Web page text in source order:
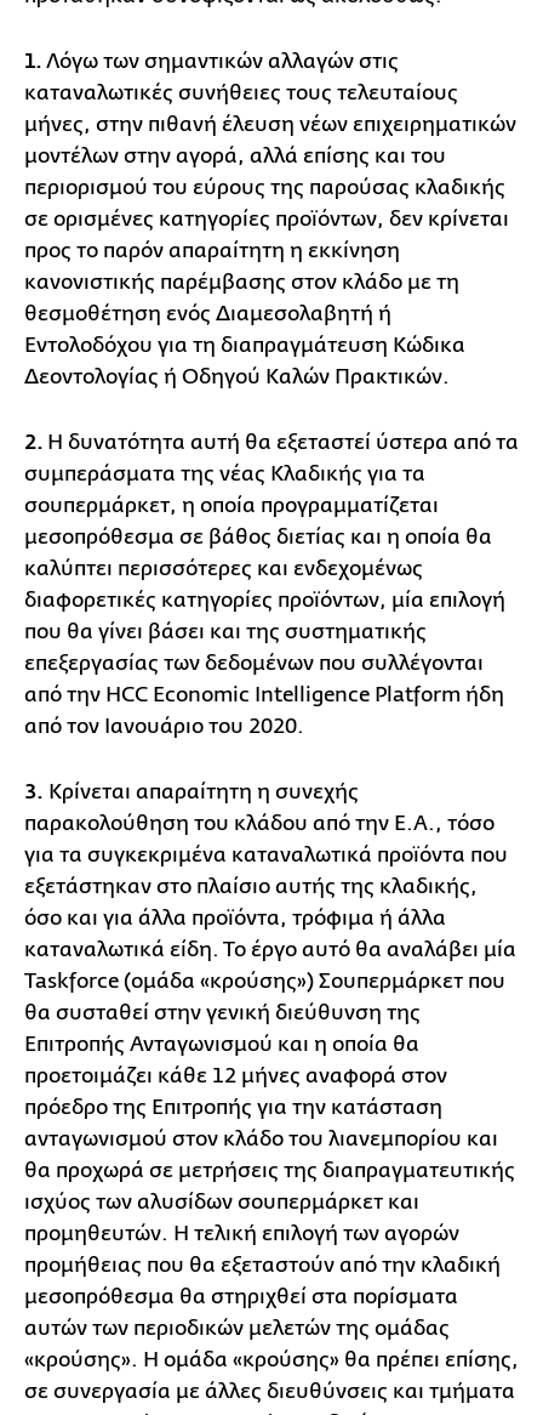
1. Λόγω των σημαντικών αλλαγών στις
καταναλωτικές συνήθειες τους τελευταίους
μήνες, στην πιθανή έλευση νέων επιχειρηματικών
μοντέλων στην αγορά, αλλά επίσης και του
περιορισμού του εύρους της παρούσας κλαδικής
σε ορισμένες κατηγορίες προϊόντων, δεν κρίνεται
προς το παρόν απαραίτητη η εκκίνηση
κανονιστικής παρέμβασης στον κλάδο με τη
θεσμοθέτηση ενός Διαμεσολαβητή ή
Εντολοδόχου για τη διαπραγμάτευση Κώδικα
Δεοντολογίας ή Οδηγού Καλών Πρακτικών.
2. Η δυνατότητα αυτή θα εξεταστεί ύστερα από τα
συμπεράσματα της νέας Κλαδικής για τα
σουπερμάρκετ, η οποία προγραμματίζεται
μεσοπρόθεσμα σε βάθος διετίας και η οποία θα
καλύπτει περισσότερες και ενδεχομένως
διαφορετικές κατηγορίες προϊόντων, μία επιλογή
που θα γίνει βάσει και της συστηματικής
επεξεργασίας των δεδομένων που συλλέγονται
από την HCC Economic Intelligence Platform ήδη
από τον Ιανουάριο του 2020.
3. Κρίνεται απαραίτητη η συνεχής
παρακολούθηση του κλάδου από την Ε.Α., τόσο
για τα συγκεκριμένα καταναλωτικά προϊόντα που
εξετάστηκαν στο πλαίσιο αυτής της κλαδικής,
όσο και για άλλα προϊόντα, τρόφιμα ή άλλα
καταναλωτικά είδη. Το έργο αυτό θα αναλάβει μία
Taskforce (ομάδα «κρούσης») Σουπερμάρκετ που
θα συσταθεί στην γενική διεύθυνση της
Επιτροπής Ανταγωνισμού και η οποία θα
προετοιμάζει κάθε 12 μήνες αναφορά στον
πρόεδρο της Επιτροπής για την κατάσταση
ανταγωνισμού στον κλάδο του λιανεμπορίου και
θα προχωρά σε μετρήσεις της διαπραγματευτικής
ισχύος των αλυσίδων σουπερμάρκετ και
προμηθευτών. Η τελική επιλογή των αγορών
προμήθειας που θα εξεταστούν από την κλαδική
μεσοπρόθεσμα θα στηριχθεί στα πορίσματα
αυτών των περιοδικών μελετών της ομάδας
«κρούσης». Η ομάδα «κρούσης» θα πρέπει επίσης,
σε συνεργασία με άλλες διευθύνσεις και τμήματα